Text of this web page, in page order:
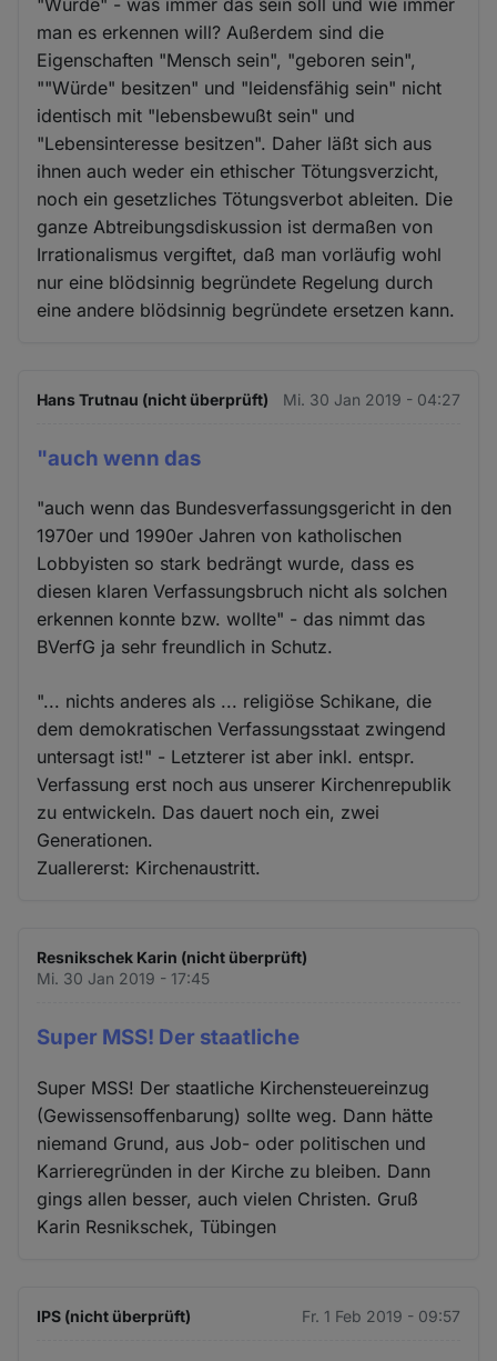
man es erkennen will? Außerdem sind die
Eigenschaften "Mensch sein", "geboren sein",
""Würde" besitzen" und "leidensfähig sein" nicht
identisch mit "lebensbewußt sein" und
"Lebensinteresse besitzen". Daher läßt sich aus
ihnen auch weder ein ethischer Tötungsverzicht,
noch ein gesetzliches Tötungsverbot ableiten. Die
ganze Abtreibungsdiskussion ist dermaßen von
Irrationalismus vergiftet, daß man vorläufig wohl
nur eine blödsinnig begründete Regelung durch
eine andere blödsinnig begründete ersetzen kann.
Hans Trutnau (nicht überprüft) Mi. 30 Jan 2019 - 04:27
"auch wenn das
"auch wenn das Bundesverfassungsgericht in den
1970er und 1990er Jahren von katholischen
Lobbyisten so stark bedrängt wurde, dass es
diesen klaren Verfassungsbruch nicht als solchen
erkennen konnte bzw. wollte" - das nimmt das
BVerfG ja sehr freundlich in Schutz.
"... nichts anderes als ... religiöse Schikane, die
dem demokratischen Verfassungsstaat zwingend
untersagt ist!" - Letzterer ist aber inkl. entspr.
Verfassung erst noch aus unserer Kirchenrepublik
zu entwickeln. Das dauert noch ein, zwei
Generationen.
Zuallererst: Kirchenaustritt.
Resnikschek Karin (nicht überprüft)
Mi. 30 Jan 2019 - 17:45
Super MSS! Der staatliche
Super MSS! Der staatliche Kirchensteuereinzug
(Gewissensoffenbarung) sollte weg. Dann hätte
niemand Grund, aus Job- oder politischen und
Karrieregründen in der Kirche zu bleiben. Dann
gings allen besser, auch vielen Christen. Gruß
Karin Resnikschek, Tübingen
IPS (nicht überprüft) Fr. 1 Feb 2019 - 09:57